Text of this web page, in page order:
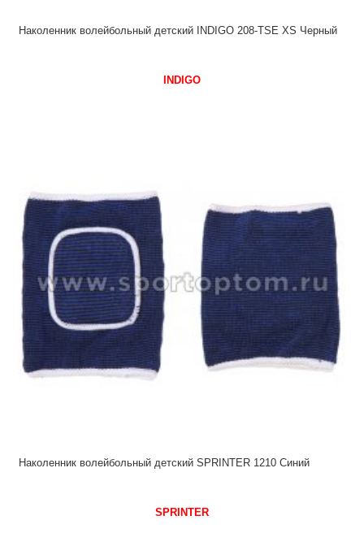
Наколенник волейбольный детский INDIGO 208-ТSE XS Черный
INDIGO
Наколенник волейбольный детский SPRINTER 1210 Синий
SPRINTER